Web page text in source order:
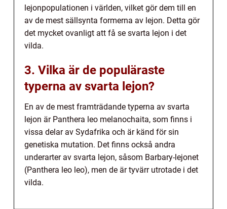
lejonpopulationen i världen, vilket gör dem till en
av de mest sällsynta formerna av lejon. Detta gör
det mycket ovanligt att få se svarta lejon i det
vilda.
3. Vilka är de populäraste
typerna av svarta lejon?
En av de mest framträdande typerna av svarta
lejon är Panthera leo melanochaita, som finns i
vissa delar av Sydafrika och är känd för sin
genetiska mutation. Det finns också andra
underarter av svarta lejon, såsom Barbary-lejonet
(Panthera leo leo), men de är tyvärr utrotade i det
vilda.